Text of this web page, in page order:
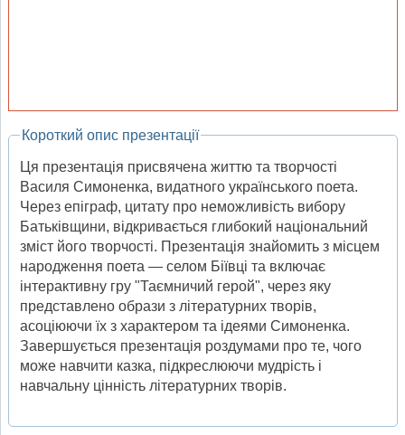
Короткий опис презентації
Ця презентація присвячена життю та творчості
Василя Симоненка, видатного українського поета.
Через епіграф, цитату про неможливість вибору
Батьківщини, відкривається глибокий національний
зміст його творчості. Презентація знайомить з місцем
народження поета — селом Біївці та включає
інтерактивну гру "Таємничий герой", через яку
представлено образи з літературних творів,
асоціюючи їх з характером та ідеями Симоненка.
Завершується презентація роздумами про те, чого
може навчити казка, підкреслюючи мудрість і
навчальну цінність літературних творів.